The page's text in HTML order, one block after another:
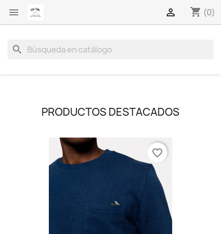
 shopping_cart (0)

search
PRODUCTOS DESTACADOS
favorite_border